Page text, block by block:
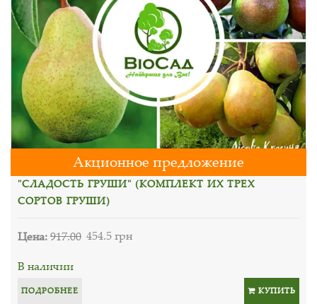
Акционное предложение
"СЛАДОСТЬ ГРУШИ" (КОМПЛЕКТ ИХ ТРЕХ
СОРТОВ ГРУШИ)
Цена:917.00 454.5 грн
В наличии
ПОДРОБНЕЕ КУПИТЬ